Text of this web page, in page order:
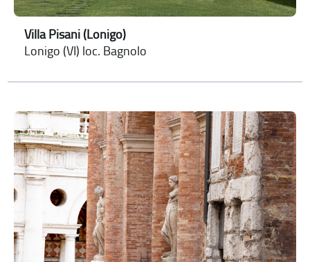
Villa Pisani (Lonigo)
Lonigo (VI) loc. Bagnolo